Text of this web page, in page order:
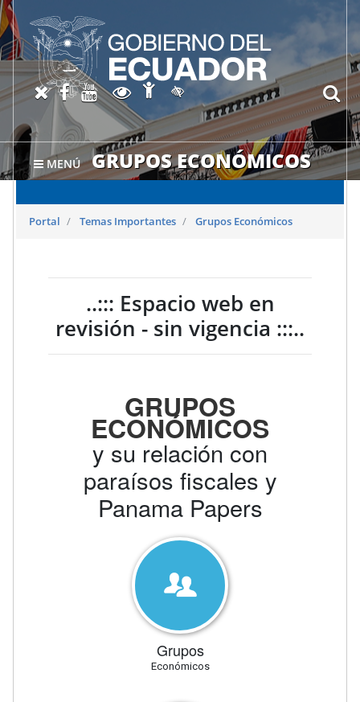
MENÚ GRUPOS ECONÓMICOS
X oficial del SRI
Facebook oficial SRI
Canal del SRI en YouTube
Abrir página de
Abrir página de
Activar/quitar contraste
Portal Temas Importantes Grupos Económicos
..::: Espacio web en
revisión - sin vigencia :::..
GRUPOS
ECONÓMICOS
y su relación con
paraísos fiscales y
Panama Papers
Grupos
Económicos